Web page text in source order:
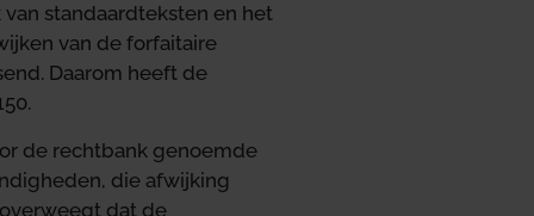
standaardteksten en het
van de forfaitaire
Daarom heeft de
de rechtbank genoemde
die afwijking
dat de